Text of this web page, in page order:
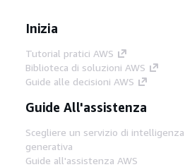
Inizia
Tutorial pratici AWS
Biblioteca di soluzioni AWS
Guide alle decisioni AWS
Guide All'assistenza
Scegliere un servizio di
generativa
Guide all'assistenza AWS